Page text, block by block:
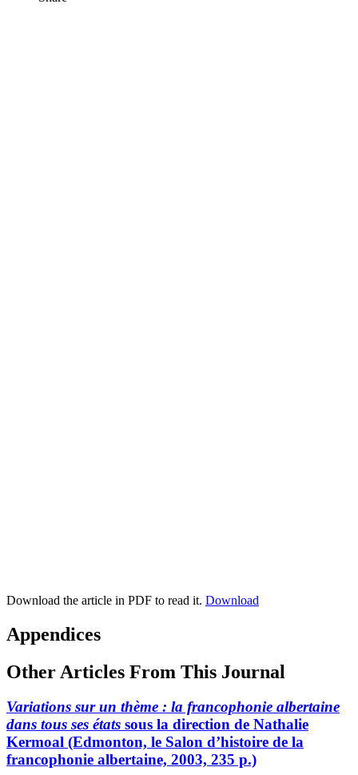
Download the article in PDF to read it. Download
Appendices
Other Articles From This Journal
Variations sur un thème : la francophonie albertaine
dans tous ses états sous la direction de Nathalie
Kermoal (Edmonton, le Salon d’histoire de la
francophonie albertaine, 2003, 235 p.)